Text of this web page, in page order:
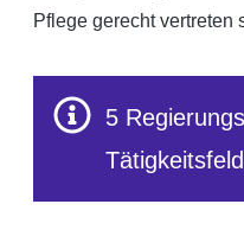
Pflege gerecht vertreten
5